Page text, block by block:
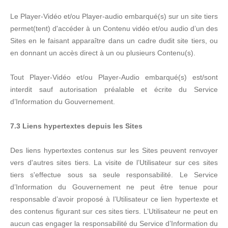
Le Player-Vidéo et/ou Player-audio embarqué(s) sur un site tiers
permet(tent) d'accéder à un Contenu vidéo et/ou audio d’un des
Sites en le faisant apparaître dans un cadre dudit site tiers, ou
en donnant un accès direct à un ou plusieurs Contenu(s).
Tout Player-Vidéo et/ou Player-Audio embarqué(s) est/sont
interdit sauf autorisation préalable et écrite du Service
d’Information du Gouvernement.
7.3 Liens hypertextes depuis les Sites
Des liens hypertextes contenus sur les Sites peuvent renvoyer
vers d'autres sites tiers. La visite de l’Utilisateur sur ces sites
tiers s'effectue sous sa seule responsabilité. Le Service
d’Information du Gouvernement ne peut être tenue pour
responsable d’avoir proposé à l’Utilisateur ce lien hypertexte et
des contenus figurant sur ces sites tiers. L’Utilisateur ne peut en
aucun cas engager la responsabilité du Service d’Information du